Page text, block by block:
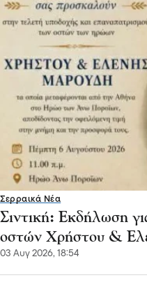
Σερραικά Νέα
Σιντική: Εκδήλωση
οστών Χρήστου &
03 Αυγ 2026, 18:54